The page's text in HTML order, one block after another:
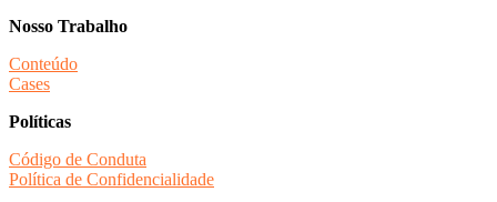
Nosso Trabalho
Conteúdo
Cases
Políticas
Código de Conduta
Política de Confidencialidade